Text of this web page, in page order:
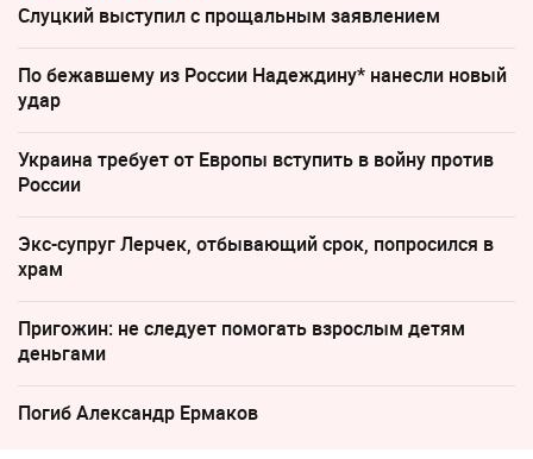
Слуцкий выступил с прощальным заявлением
По бежавшему из России Надеждину* нанесли новый
удар
Украина требует от Европы вступить в войну против
России
Экс-супруг Лерчек, отбывающий срок, попросился в
храм
Пригожин: не следует помогать взрослым детям
деньгами
Погиб Александр Ермаков